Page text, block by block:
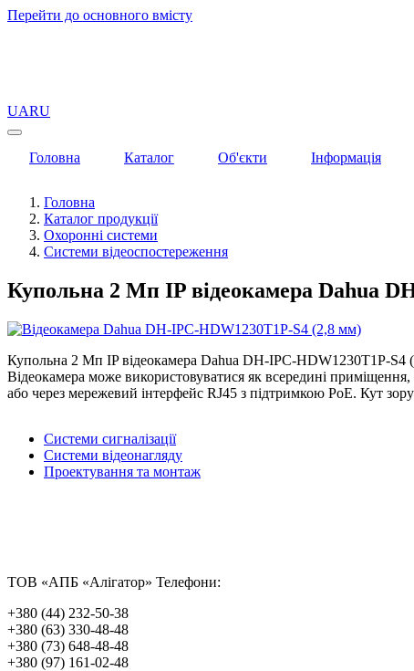
Перейти до основного вмісту
UARU
Головна Каталог Об'єкти Інформація
Головна
Каталог продукції
Охоронні системи
Системи відеоспостереження
Купольна 2 Мп IP відеокамера Dahua
Купольна 2 Mп IP відеокамера Dahua DH-IPC-HDW1230T1P-S4
Відеокамера може використовуватися як всередині
або через мережевий інтерфейс RJ45 з підтримкою PoE. Кут
Системи сигналізації
Системи відеонагляду
Проектування та монтаж
ТОВ «АПБ «Алігатор» Телефони:
+380 (44) 232-50-38
+380 (63) 330-48-48
+380 (73) 648-48-48
+380 (97) 161-02-48